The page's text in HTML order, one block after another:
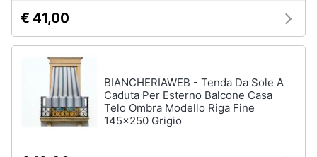
Elettrodomestici
professionali
industriali
Abbattitore
€ 41,00
BIANCHERIAWEB - Tenda Da Sole A
Caduta Per Esterno Balcone Casa
Telo Ombra Modello Riga Fine
145x250 Grigio